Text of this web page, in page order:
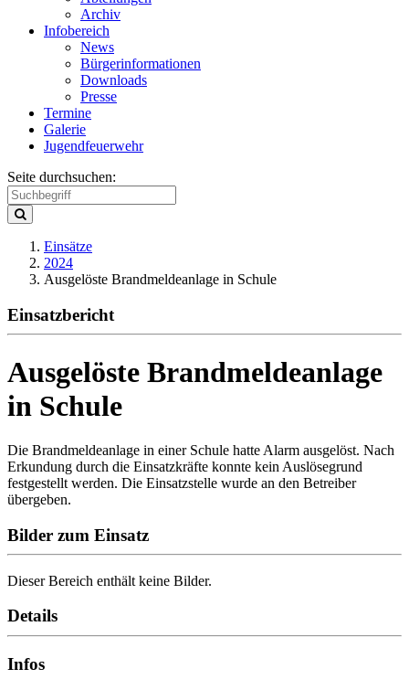
Archiv
Infobereich
News
Bürgerinformationen
Downloads
Presse
Termine
Galerie
Jugendfeuerwehr
Seite durchsuchen:
Einsätze
2024
Ausgelöste Brandmeldeanlage in Schule
Einsatzbericht
Ausgelöste Brandmeldeanlage
in Schule
Die Brandmeldeanlage in einer Schule hatte Alarm ausgelöst. Nach
Erkundung durch die Einsatzkräfte konnte kein Auslösegrund
festgestellt werden. Die Einsatzstelle wurde an den Betreiber
übergeben.
Bilder zum Einsatz
Dieser Bereich enthält keine Bilder.
Details
Infos